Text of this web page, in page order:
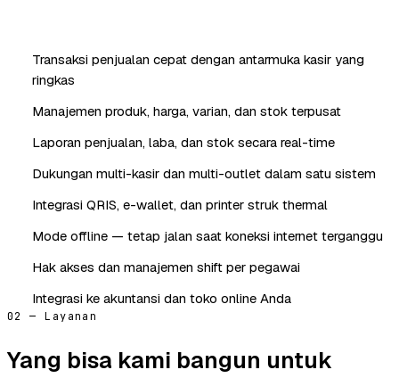
Transaksi penjualan cepat dengan antarmuka kasir yang
ringkas
Manajemen produk, harga, varian, dan stok terpusat
Laporan penjualan, laba, dan stok secara real-time
Dukungan multi-kasir dan multi-outlet dalam satu sistem
Integrasi QRIS, e-wallet, dan printer struk thermal
Mode offline — tetap jalan saat koneksi internet terganggu
Hak akses dan manajemen shift per pegawai
Integrasi ke akuntansi dan toko online Anda
02 — Layanan
Yang bisa kami bangun untuk